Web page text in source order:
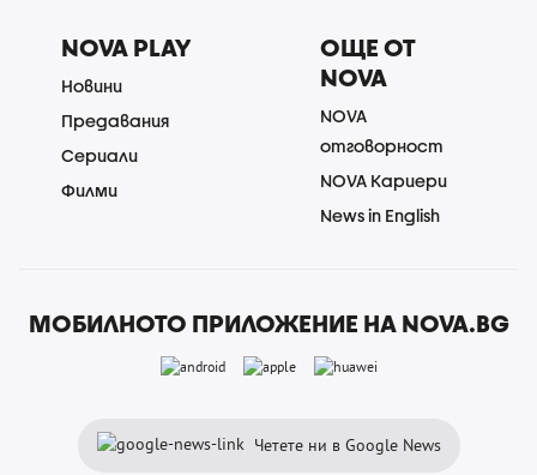
NOVA PLAY
Новини
Предавания
Сериали
Филми
ОЩЕ ОТ
NOVA
NOVA
отговорност
NOVA Кариери
News in English
МОБИЛНОТО ПРИЛОЖЕНИЕ НА NOVA.BG
Четете ни в Google News